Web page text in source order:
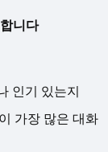
니다
인기 있는지
가장 많은 대화